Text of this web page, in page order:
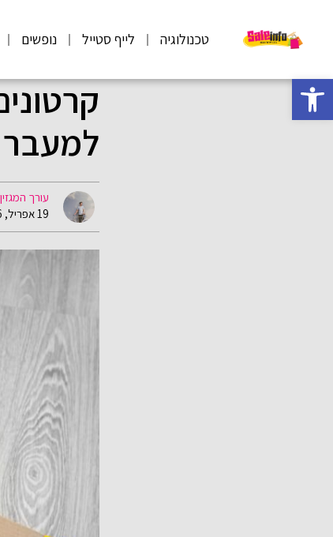
פתח סרגל נגישות
טכנולוגיה לייף סטייל נופשים
למעבר
עורך המגזין Saleinfo
19 אפריל, 2026 09:06